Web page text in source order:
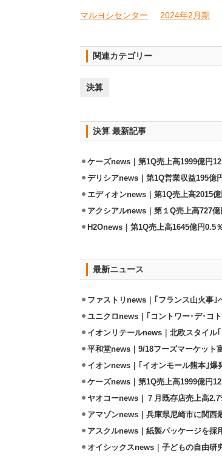
マルヨシセンター 2024年2月期
関連カテゴリー
決算
決算 最新記事
ケーズnews｜第1Q売上高1999億円
デリシアnews｜第1Q営業収益195億
エディオンnews｜第1Q売上高2015
アクシアルnews｜第１Q売上高727
H2Onews｜第1Q売上高1645億円0.5
最新ニュース
ファストリnews｜｢フランス山火事｣
ユニクロnews｜｢コントワー･デ･コ
イオンリテールnews｜北欧スタイル
平和堂news｜9/18フーズマーケット
イオンnews｜｢イオンモール熊本｣爆
ケーズnews｜第1Q売上高1999億円
ヤオコーnews｜７月既存店売上高
アマゾンnews｜兵庫県尼崎市に関西
アスクルnews｜紙製パッケージを採
オイシックスnews｜子どもの自由研